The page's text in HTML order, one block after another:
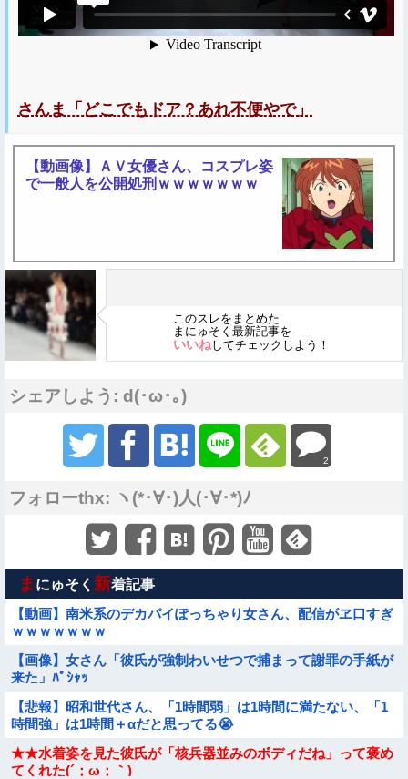
さんま「どこでもドア？あれ不便やで」
【動画像】ＡＶ女優さん、コスプレ姿
で一般人を公開処刑ｗｗｗｗｗｗｗ
このスレをまとめた
まにゅそく最新記事を
いいねしてチェックしよう！
シェアしよう: d(･ω･｡)
2
フォローthx: ヽ(*･∀･)人(･∀･*)ﾉ
ま にゅそく 新着記事
【動画】南米系のデカパイぽっちゃり女さん、配信がヱ口すぎ
ｗｗｗｗｗｗｗ
【画像】女さん「彼氏が強制わいせつで捕まって謝罪の手紙が
来た」ﾊﾟｼｬｯ
【悲報】昭和世代さん、「1時間弱」は1時間に満たない、「1
時間強」は1時間＋αだと思ってる😭
★★水着姿を見た彼氏が「核兵器並みのボディだね」って褒め
てくれた(´；ω；｀)